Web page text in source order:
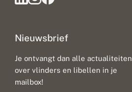
Nieuwsbrief
Je ontvangt dan alle actualiteiten
over vlinders en libellen in je
mailbox!